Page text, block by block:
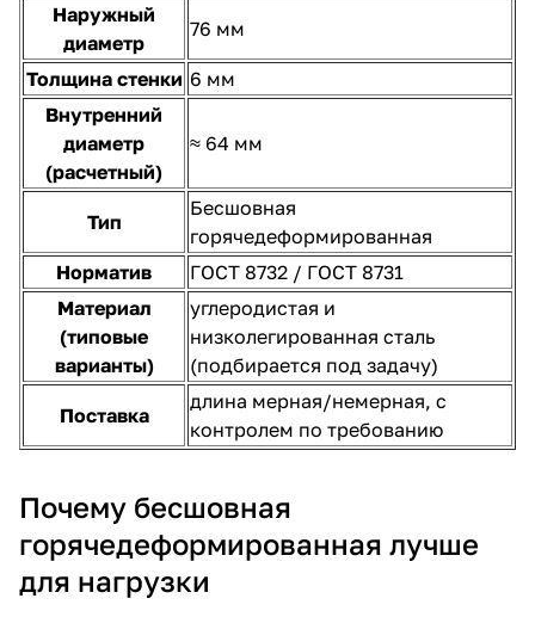
Наружный
диаметр
76 мм
Толщина стенки 6 мм
Внутренний
диаметр
(расчетный)
≈ 64 мм
Тип
Бесшовная
горячедеформированная
Норматив
ГОСТ 8732 / ГОСТ 8731
Материал
(типовые
варианты)
углеродистая и
низколегированная сталь
(подбирается под задачу)
Поставка
длина мерная/немерная, с
контролем по требованию
Почему бесшовная
горячедеформированная лучше
для нагрузки